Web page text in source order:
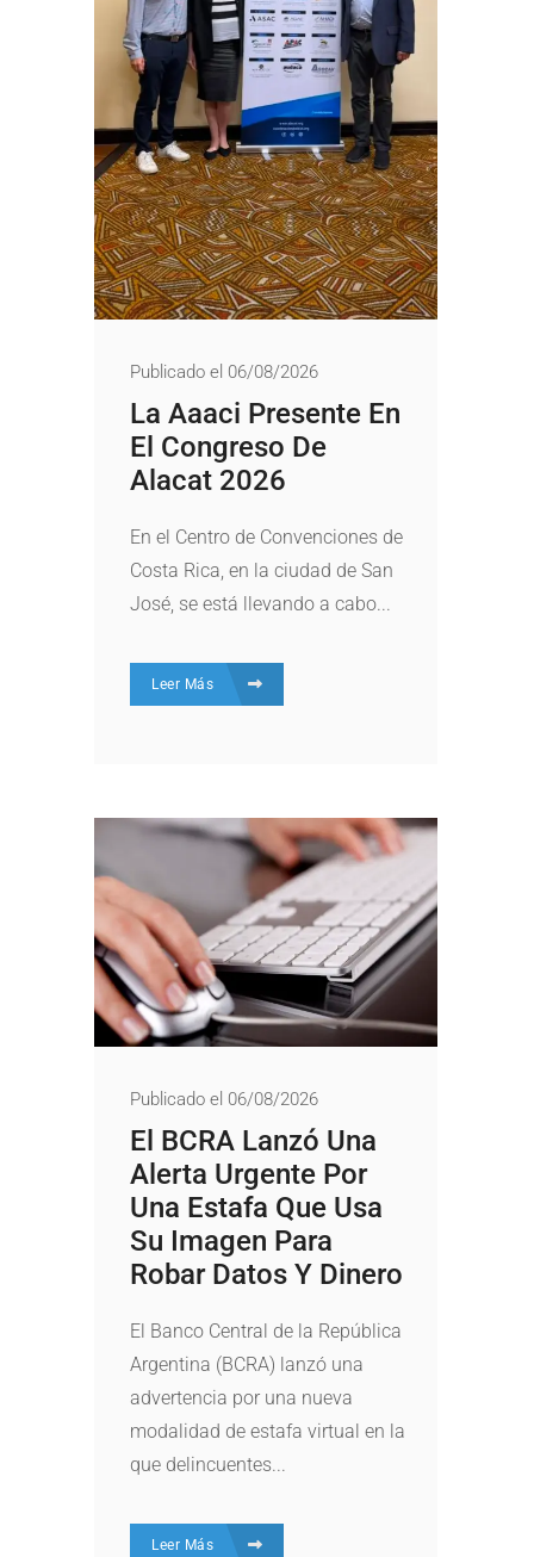
Publicado el 06/08/2026
La Aaaci Presente En
El Congreso De
Alacat 2026
En el Centro de Convenciones de
Costa Rica, en la ciudad de San
José, se está llevando a cabo...
Leer Más
Publicado el 06/08/2026
El BCRA Lanzó Una
Alerta Urgente Por
Una Estafa Que Usa
Su Imagen Para
Robar Datos Y Dinero
El Banco Central de la República
Argentina (BCRA) lanzó una
advertencia por una nueva
modalidad de estafa virtual en la
que delincuentes...
Leer Más